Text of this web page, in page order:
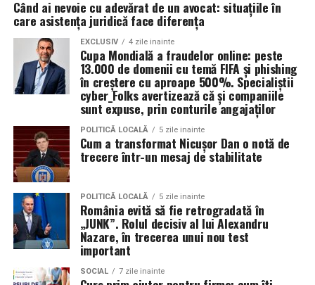
reducerea uzurii la pornire.
Valoarea 30 indică comportamentul uleiului la
temperatura normală de funcționare a motorului.
Rezultatul este un echilibru foarte bun între protecție și
economie de combustibil.
Pentru ce motoare este recomandat Ravenol VMP
USVO 5W30?
Tipul deulei de motor Ravenol
recomandat pentru numeroase motoare moderne care
necesită un ulei 5W30 cu aprobări OEM specifice.
În funcție de specificațiile constructorului, poate fi
utilizat pe vehicule ale unor mărci precum:
un pas concret în direcția unui ciclu ecologic sustenabil.
În plus, prin alegerea facilităților ecologice,
organizatorii unui eveniment pot reduce semnificativ
impactul negativ asupra mediului în comparație cu
soluțiile tradiționale, care sunt mult mai dăunătoare
pentru natură. Astfel, toaletele ecologice contribuie la
promovarea unui comportament responsabil din punct
de vedere ecologic și ajută la protejarea resurselor
naturale.
Impactul pozitiv asupra imaginii evenimentului
Alegerea unor soluții ecologice, precum tipul ecologic
de toaletă, poate aduce beneficii semnificative imaginii
unui eveniment. Într-o eră în care participanții devin din
ce în ce mai conștienți de problemele de mediu,
Când ai nevoie cu adevărat de un avocat: situațiile în
care asistența juridică face diferența
EXCLUSIV 4 zile inainte
Cupa Mondială a fraudelor online: peste
13.000 de domenii cu temă FIFA și phishing
în creștere cu aproape 500%. Specialiștii
cyber_Folks avertizează că și companiile
sunt expuse, prin conturile angajaților
POLITICĂ LOCALĂ 5 zile inainte
Cum a transformat Nicușor Dan o notă de
trecere într-un mesaj de stabilitate
POLITICĂ LOCALĂ 5 zile inainte
România evită să fie retrogradată în
„JUNK”. Rolul decisiv al lui Alexandru
Nazare, în trecerea unui nou test
important
SOCIAL 7 zile inainte